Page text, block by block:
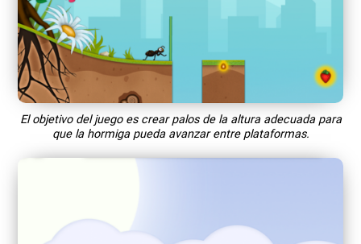
El objetivo del juego es crear palos de la altura adecuada para
que la hormiga pueda avanzar entre plataformas.